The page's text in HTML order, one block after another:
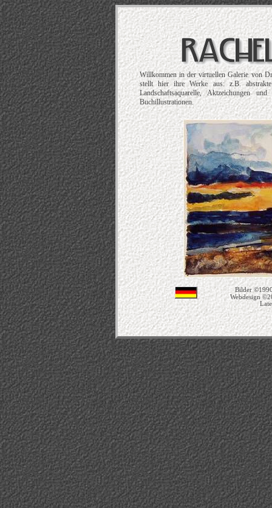
Willkommen in der virtuellen Galerie von
stellt hier ihre Werke aus: z.B.
Landschaftsaquarelle, Aktzeichungen
Buchillustrationen.
Bilder
Webdesign